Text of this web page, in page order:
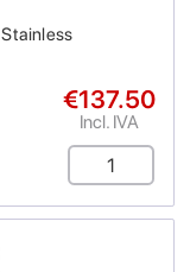
€137.50
Incl. IVA